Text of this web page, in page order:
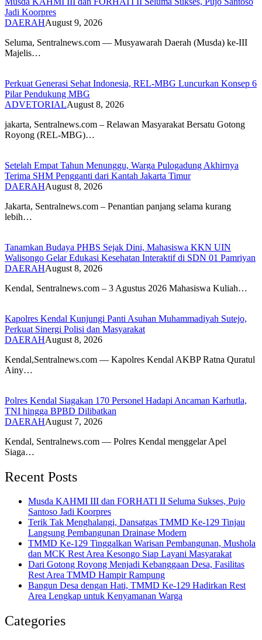
Jadi Koorpres
DAERAHAugust 9, 2026
Seluma, Sentralnews.com — Musyawarah Daerah (Musda) ke-III
Majelis…
Perkuat Generasi Sehat Indonesia, REL-MBG Luncurkan Konsep 6
Pilar Pendukung MBG
ADVETORIALAugust 8, 2026
‎jakarta, Sentralnews.com – Relawan Masyarakat Bersatu Gotong
Royong (REL-MBG)…
Setelah Empat Tahun Menunggu, Warga Pulogadung Akhirnya
Terima SHM Pengganti dari Kantah Jakarta Timur
DAERAHAugust 8, 2026
Jakarta, Sentralnews.com – Penantian panjang selama kurang
lebih…
Tanamkan Budaya PHBS Sejak Dini, Mahasiswa KKN UIN
Walisongo Gelar Edukasi Kesehatan Interaktif di SDN 01 Pamriyan
DAERAHAugust 8, 2026
​Kendal, Sentralnews.com – 3 Agustus 2026 Mahasiswa Kuliah…
Kapolres Kendal Kunjungi Panti Asuhan Muhammadiyah Sutejo,
Perkuat Sinergi Polisi dan Masyarakat
DAERAHAugust 8, 2026
Kendal,Sentralnews.com — Kapolres Kendal AKBP Ratna Quratul
Ainy…
Polres Kendal Siagakan 170 Personel Hadapi Ancaman Karhutla,
TNI hingga BPBD Dilibatkan
DAERAHAugust 7, 2026
Kendal, Sentralnews.com — Polres Kendal menggelar Apel
Siaga…
Recent Posts
Musda KAHMI III dan FORHATI II Seluma Sukses, Pujo
Santoso Jadi Koorpres
Terik Tak Menghalangi, Dansatgas TMMD Ke-129 Tinjau
Langsung Pembangunan Drainase Modern
TMMD Ke-129 Tinggalkan Warisan Pembangunan, Mushola
dan MCK Rest Area Kesongo Siap Layani Masyarakat
Dari Gotong Royong Menjadi Kebanggaan Desa, Fasilitas
Rest Area TMMD Hampir Rampung
Bangun Desa dengan Hati, TMMD Ke-129 Hadirkan Rest
Area Lengkap untuk Kenyamanan Warga
Categories